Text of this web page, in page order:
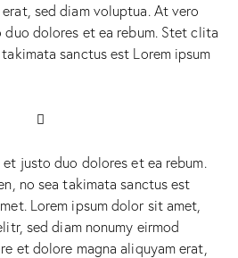
sed diam voluptua. At vero
dolores et ea rebum. Stet clita
sanctus est Lorem ipsum
justo duo dolores et ea rebum.
no sea takimata sanctus est
Lorem ipsum dolor sit amet,
sed diam nonumy eirmod
et dolore magna aliquyam erat,